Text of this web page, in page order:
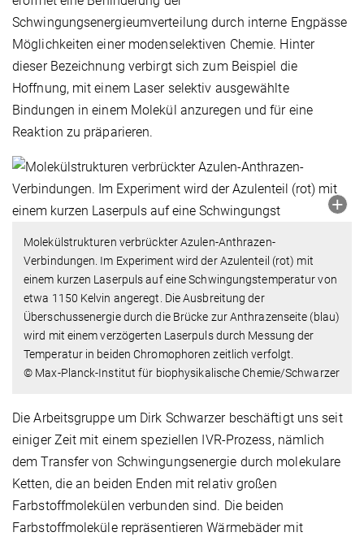
Schwingungsenergieumverteilung durch interne Engpässe
Möglichkeiten einer modenselektiven Chemie. Hinter
dieser Bezeichnung verbirgt sich zum Beispiel die
Hoffnung, mit einem Laser selektiv ausgewählte
Bindungen in einem Molekül anzuregen und für eine
Reaktion zu präparieren.
Molekülstrukturen verbrückter Azulen-Anthrazen-
Verbindungen. Im Experiment wird der Azulenteil (rot) mit
einem kurzen Laserpuls auf eine Schwingungstemperatur von
etwa 1150 Kelvin angeregt. Die Ausbreitung der
Überschussenergie durch die Brücke zur Anthrazenseite (blau)
wird mit einem verzögerten Laserpuls durch Messung der
Temperatur in beiden Chromophoren zeitlich verfolgt.
© Max-Planck-Institut für biophysikalische Chemie/Schwarzer
Die Arbeitsgruppe um Dirk Schwarzer beschäftigt uns seit
einiger Zeit mit einem speziellen IVR-Prozess, nämlich
dem Transfer von Schwingungsenergie durch molekulare
Ketten, die an beiden Enden mit relativ großen
Farbstoffmolekülen verbunden sind. Die beiden
Farbstoffmoleküle repräsentieren Wärmebäder mit